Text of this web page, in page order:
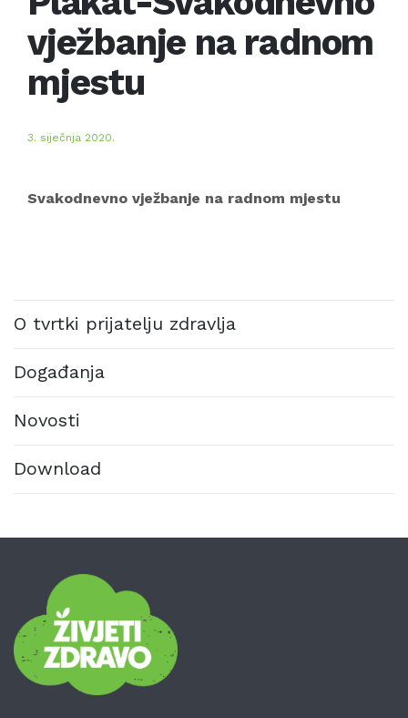
O tvrtki prijatelju zdravlja
Događanja
Novosti
Download
vježbanje na radnom
mjestu
3. siječnja 2020.
Svakodnevno vježbanje na radnom mjestu